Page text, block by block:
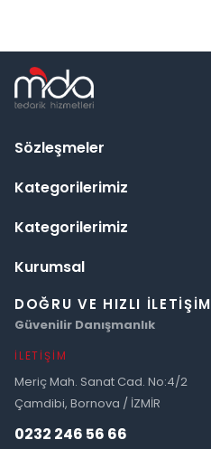
Sözleşmeler
Kategorilerimiz
Kategorilerimiz
Kurumsal
DOĞRU VE HIZLI İLETIŞIM
Güvenilir Danışmanlık
İLETIŞIM
Meriç Mah. Sanat Cad. No:4/2
Çamdibi, Bornova / İZMİR
0232 246 56 66